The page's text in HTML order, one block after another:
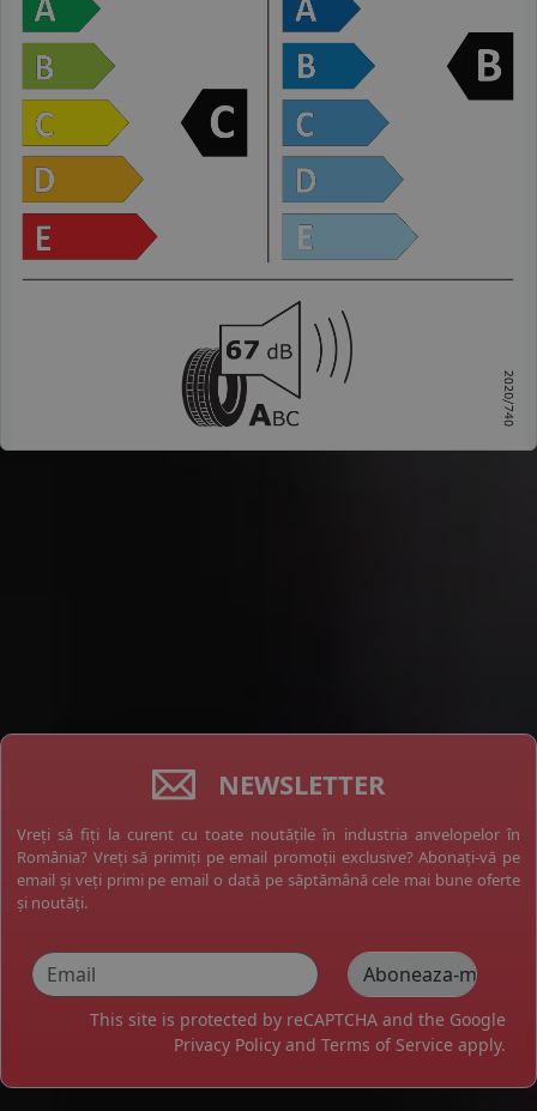
NEWSLETTER
Vreți să fiți la curent cu toate noutățile în industria anvelopelor în
România? Vreți să primiți pe email promoții exclusive? Abonați-vă pe
email și veți primi pe email o dată pe săptămână cele mai bune oferte
și noutăți.
This site is protected by reCAPTCHA and the Google
Privacy Policy and Terms of Service apply.